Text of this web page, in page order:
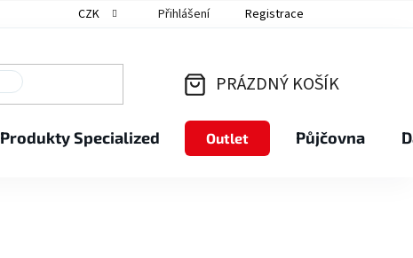
CZK Přihlášení Registrace
KOŠÍK
PRÁZDNÝ KOŠÍK
Produkty Specialized Outlet Půjčovna